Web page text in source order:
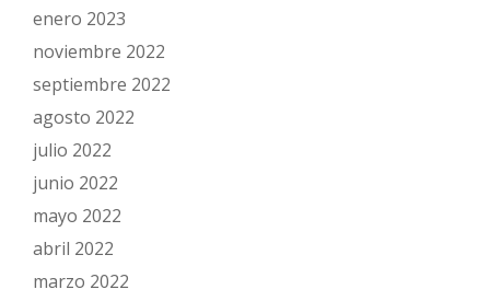
enero 2023
noviembre 2022
septiembre 2022
agosto 2022
julio 2022
junio 2022
mayo 2022
abril 2022
marzo 2022